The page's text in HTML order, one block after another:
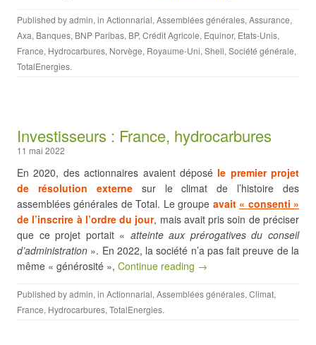
Published byadmin, in Actionnarial, Assemblées générales, Assurance,
Axa, Banques, BNP Paribas, BP, Crédit Agricole, Equinor, Etats-Unis,
France, Hydrocarbures, Norvège, Royaume-Uni, Shell, Société générale,
TotalEnergies.
Investisseurs : France, hydrocarbures
11 mai 2022
En 2020, des actionnaires avaient déposé le premier projet
de résolution externesur le climat de l’histoire des
assemblées générales de Total. Le groupe avait « consenti »
de l’inscrire à l’ordre du jour, mais avait pris soin de préciser
que ce projet portait « atteinte aux prérogatives du conseil
d’administration ». En 2022, la société n’a pas fait preuve de la
même « générosité », Continue reading →
Published byadmin, in Actionnarial, Assemblées générales, Climat,
France, Hydrocarbures, TotalEnergies.